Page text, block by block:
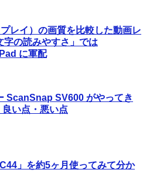
レイ）の画質を比較した動画レ
字の読みやすさ」では
に軍配
ScanSnap SV600 がやってき
い点・悪い点
」を約5ヶ月使ってみて分か